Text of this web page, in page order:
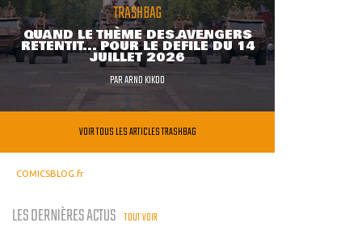
TRASHBAG
QUAND LE THÈME DES AVENGERS
RETENTIT... POUR LE DÉFILÉ DU 14
JUILLET 2026
PARARNO KIKOO
VOIR TOUS LES ARTICLES TRASHBAG
COMICSBLOG.fr
LES DERNIÈRES ACTUS TOUT VOIR